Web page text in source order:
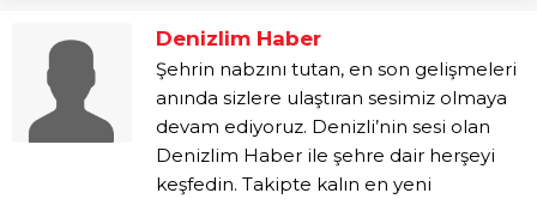
Denizlim Haber
Şehrin nabzını tutan, en son gelişmeleri
anında sizlere ulaştıran sesimiz olmaya
devam ediyoruz. Denizli’nin sesi olan
Denizlim Haber ile şehre dair herşeyi
keşfedin. Takipte kalın en yeni